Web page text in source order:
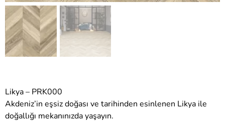
Likya – PRK000
Akdeniz’in eşsiz doğası ve tarihinden esinlenen Likya ile
doğallığı mekanınızda yaşayın.